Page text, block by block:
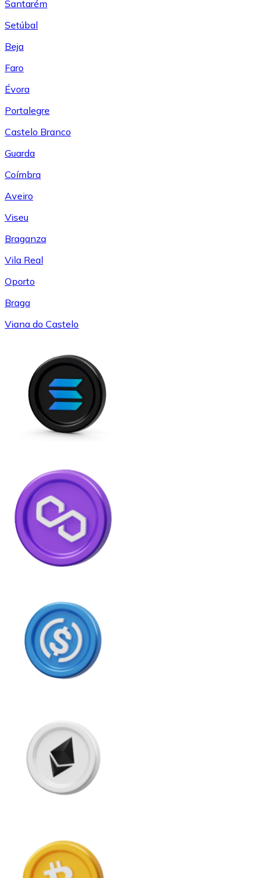
Santarém
Setúbal
Beja
Faro
Évora
Portalegre
Castelo Branco
Guarda
Coímbra
Aveiro
Viseu
Braganza
Vila Real
Oporto
Braga
Viana do Castelo